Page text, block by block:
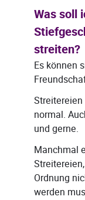
Was soll
streiten?
Es können
normal.
und gerne.
Manchmal
Ordnung
werden